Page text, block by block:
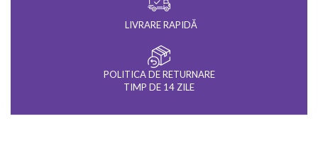
LIVRARE RAPIDĂ
POLITICA DE RETURNARE
TIMP DE 14 ZILE